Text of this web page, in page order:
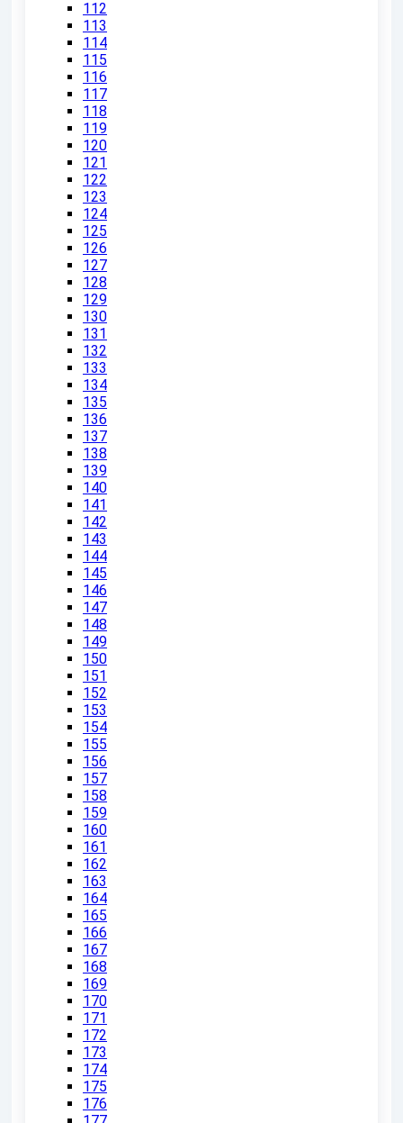
112
113
114
115
116
117
118
119
120
121
122
123
124
125
126
127
128
129
130
131
132
133
134
135
136
137
138
139
140
141
142
143
144
145
146
147
148
149
150
151
152
153
154
155
156
157
158
159
160
161
162
163
164
165
166
167
168
169
170
171
172
173
174
175
176